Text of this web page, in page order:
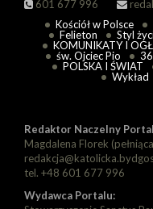
601 677 996
Kościół w Polsce
Felieton
Styl
KOMUNIKATY I
św. Ojciec Pio
POLSKA I ŚWIAT
Wykład
Redaktor Naczelny
Magdalena Florek
tel. +48 601 677 996
Wydawca Portalu: